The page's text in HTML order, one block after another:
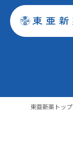
東亜新薬トップ